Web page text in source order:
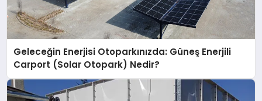
Geleceğin Enerjisi Otoparkınızda: Güneş Enerjili
Carport (Solar Otopark) Nedir?